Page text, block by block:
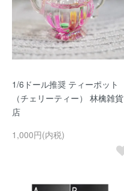
1/6ドール推奨 ティーポット
（チェリーティー） 林檎雑貨
店
1,000円(内税)